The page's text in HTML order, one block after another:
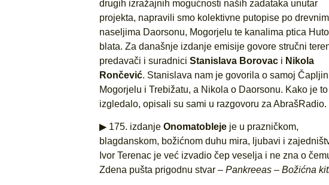
drugih izražajnih mogućnosti naših zadataka unutar
projekta, napravili smo kolektivne putopise po drevnim
naseljima Daorsonu, Mogorjelu te kanalima ptica
blata. Za današnje izdanje emisije govore stručni
predavači i suradnici Stanislava Borovaci Nikola
Rončević. Stanislava nam je govorila o samoj
Mogorjelu i Trebižatu, a Nikola o Daorsonu. Kako je to
izgledalo, opisali su sami u razgovoru za AbrašRadio.
▶ 175. izdanje Onomatobleje je u prazničkom,
blagdanskom, božićnom duhu mira, ljubavi i
Ivor Terenac je već izvadio čep veselja i ne zna o
Zdena pušta prigodnu stvar – Pankreeas – Božićna